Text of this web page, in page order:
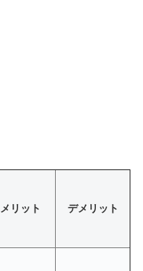
メリット デメリット